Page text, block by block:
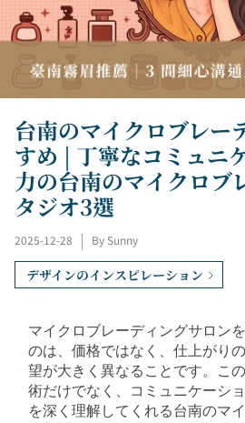
台南のマイクロブレー
すめ | 丁寧なコミュニ
力の台南のマイクロブ
タジオ3選
2025-12-28 By Sunny
デザインのインスピレーション
マイクロブレーディングサロン
のは、価格ではなく、仕上がり
望が大きく異なることです。こ
術だけでなく、コミュニケーシ
を深く理解してくれる台南のマ